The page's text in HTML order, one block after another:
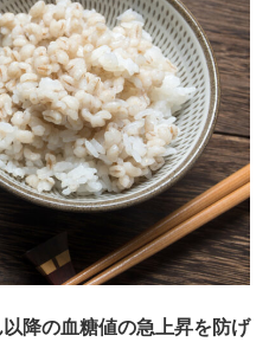
降の血糖値の急上昇を防げ